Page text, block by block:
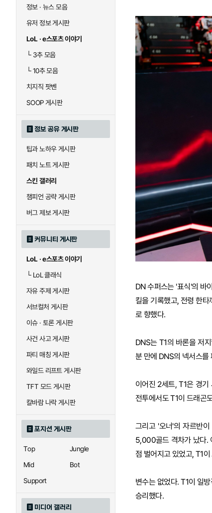
정보 · 뉴스 모음
유저 정보 게시판
LoL · e스포츠 이야기
└3추 모음
└10추 모음
치지직 팟벤
SOOP 게시판
정보 공유 게시판
팁과 노하우 게시판
패치 노트 게시판
스킨 갤러리
챔피언 공략 게시판
버그 제보 게시판
커뮤니티 게시판
LoL · e스포츠 이야기
└LoL 클래식
자유 주제 게시판
서브컬처 게시판
이슈 · 토론 게시판
사건 사고 게시판
파티 매칭 게시판
와일드 리프트 게시판
TFT 모드 게시판
칼바람 나락 게시판
포지션 게시판
Top
Jungle
Mid
Bot
Support
미디어 갤러리
DN 수퍼스는 '표식'의 바
킬을 기록했고, 전령 한
로 향했다.
DNS는 T1의 바론을 저
분 만에 DNS의 넥서스를
이어진 2세트, T1은 경
전투에서도 T1이 드래곤
그리고 '오너'의 자르반
5,000골드 격차가 났다.
점 벌어지고 있었고, T1
변수는 없었다. T1이 일
승리했다.